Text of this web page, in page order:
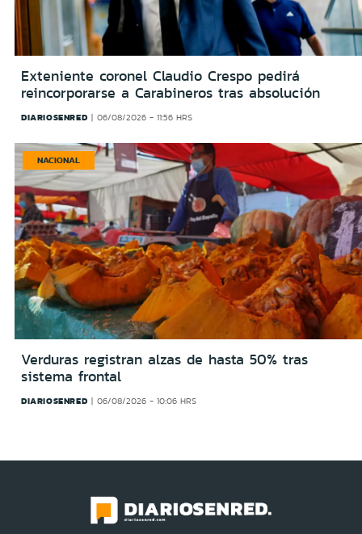
Exteniente coronel Claudio Crespo pedirá
reincorporarse a Carabineros tras absolución
DIARIOSENRED 06/08/2026 - 11:56 HRS
NACIONAL
Verduras registran alzas de hasta 50% tras
sistema frontal
DIARIOSENRED 06/08/2026 - 10:06 HRS